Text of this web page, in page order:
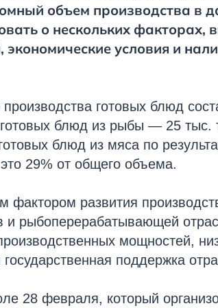
объем производства в
о нескольких факторах,
экономические условия и
готовых блюд
блюд из рыбы — 25 тыс.
блюд из мяса по
29% от общего объема.
развития
и рыбоперерабатывающей
мощностей,
государственная поддержка
28 февраля, который